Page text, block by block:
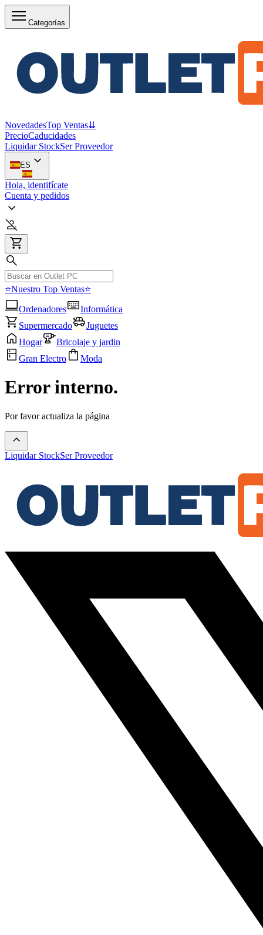
Categorías
NovedadesTop Ventas⇊
PrecioCaducidades
Liquidar StockSer Proveedor
ES
Hola, identifícate
Cuenta y pedidos
⭐Nuestro Top Ventas⭐
Ordenadores
Informática
Supermercado
Juguetes
Hogar
Bricolaje y jardin
Gran Electro
Moda
Error interno.
Por favor actualiza la página
Liquidar StockSer Proveedor